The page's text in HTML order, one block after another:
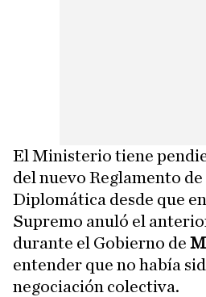
El Ministerio tiene
del nuevo Reglamento
Diplomática desde que
Supremo anuló el
durante el Gobierno de
entender que no había
negociación colectiva.